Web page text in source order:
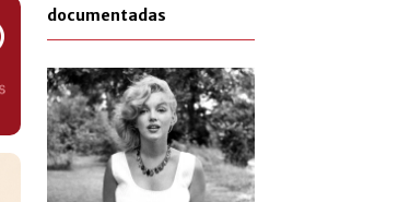
documentadas